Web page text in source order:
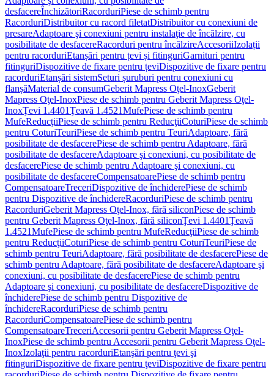
desfacereÎnchizătoriRacorduriPiese de schimb pentru
RacorduriDistribuitor cu racord filetatDistribuitor cu conexiuni de
presareAdaptoare şi conexiuni pentru instalaţie de încălzire, cu
posibilitate de desfacereRacorduri pentru încălzireAccesoriiIzolații
pentru racorduriEtanșări pentru țevi și fitinguriGarnituri pentru
fitinguriDispozitive de fixare pentru țeviDispozitive de fixare pentru
racorduriEtanșări sistemSeturi șuruburi pentru conexiuni cu
flanșăMaterial de consumGeberit Mapress Oţel-InoxGeberit
Mapress Oţel-InoxPiese de schimb pentru Geberit Mapress Oţel-
InoxŢevi 1.4401Ţeavă 1.4521MufePiese de schimb pentru
MufeReducţiiPiese de schimb pentru ReducţiiCoturiPiese de schimb
pentru CoturiTeuriPiese de schimb pentru TeuriAdaptoare, fără
posibilitate de desfacerePiese de schimb pentru Adaptoare, fără
posibilitate de desfacereAdaptoare şi conexiuni, cu posibilitate de
desfacerePiese de schimb pentru Adaptoare şi conexiuni, cu
posibilitate de desfacereCompensatoarePiese de schimb pentru
CompensatoareTreceriDispozitive de închiderePiese de schimb
pentru Dispozitive de închidereRacorduriPiese de schimb pentru
RacorduriGeberit Mapress Oţel-Inox, fără siliconPiese de schimb
pentru Geberit Mapress Oţel-Inox, fără siliconŢevi 1.4401Ţeavă
1.4521MufePiese de schimb pentru MufeReducţiiPiese de schimb
pentru ReducţiiCoturiPiese de schimb pentru CoturiTeuriPiese de
schimb pentru TeuriAdaptoare, fără posibilitate de desfacerePiese de
schimb pentru Adaptoare, fără posibilitate de desfacereAdaptoare şi
conexiuni, cu posibilitate de desfacerePiese de schimb pentru
Adaptoare şi conexiuni, cu posibilitate de desfacereDispozitive de
închiderePiese de schimb pentru Dispozitive de
închidereRacorduriPiese de schimb pentru
RacorduriCompensatoarePiese de schimb pentru
CompensatoareTreceriAccesorii pentru Geberit Mapress Oţel-
InoxPiese de schimb pentru Accesorii pentru Geberit Mapress Oţel-
InoxIzolaţii pentru racorduriEtanşări pentru ţevi şi
fitinguriDispozitive de fixare pentru ţeviDispozitive de fixare pentru